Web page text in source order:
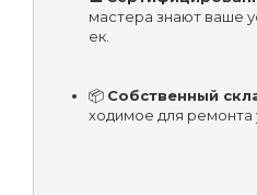
мастера знают ваше
ек.
📦 Собственный
ходимое для ремонта